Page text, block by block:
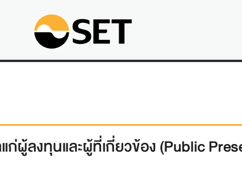
ผู้ลงทุนและผู้ที่เกี่ยวข้อง (Public